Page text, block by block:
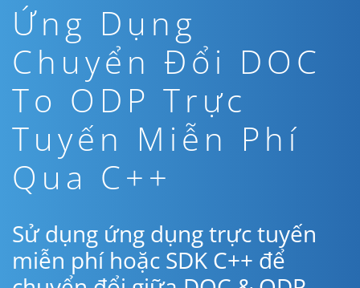
Ứng Dụng
Chuyển Đổi DOC
To ODP Trực
Tuyến Miễn Phí
Qua C++
Sử dụng ứng dụng trực tuyến
miễn phí hoặc SDK C++ để